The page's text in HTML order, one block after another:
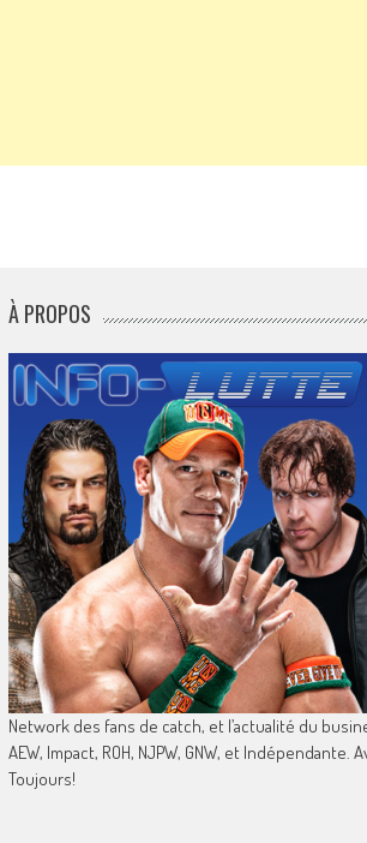
À PROPOS
Network des fans de catch, et l’actualité du
AEW, Impact, ROH, NJPW, GNW, et Indépendante.
Toujours!